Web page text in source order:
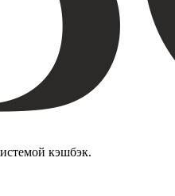
кэшбэк.